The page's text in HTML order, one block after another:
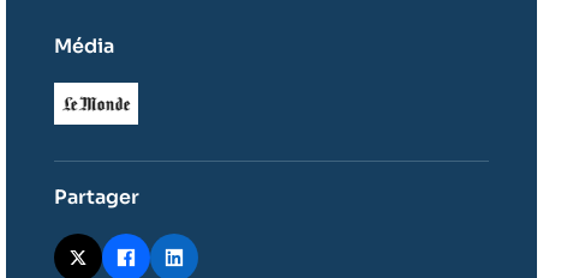
Média
Logo
Partager